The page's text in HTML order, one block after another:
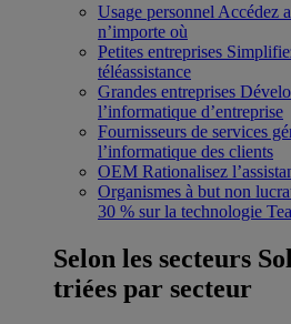
Usage personnel Accédez
n’importe où
Petites entreprises
téléassistance
Grandes entreprises
l’informatique d’entreprise
Fournisseurs de services
l’informatique des clients
OEM Rationalisez
Organismes à but non
30 % sur la technologie
Selon les secteurs
triées par secteur